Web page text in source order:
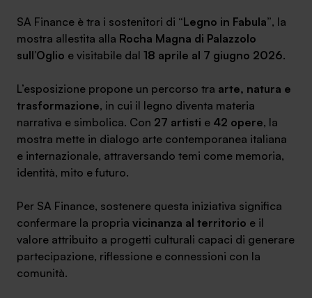
+030.3540104
info@safinance.it
SA Finance Mediazione Creditizia Srl, società di mediazione creditizia iscritta
all'Oam n.M336
SA Finance è tra i sostenitori di “Legno in Fabula”, la
mostra allestita alla Rocha Magna di Palazzolo
sull’Oglio e visitabile dal 18 aprile al 7 giugno 2026.
L’esposizione propone un percorso tra arte, natura e
trasformazione, in cui il legno diventa materia
narrativa e simbolica. Con 27 artisti e 42 opere, la
mostra mette in dialogo arte contemporanea italiana
e internazionale, attraversando temi come memoria,
identità, mito e futuro.
Per SA Finance, sostenere questa iniziativa significa
confermare la propria vicinanza al territorio e il
valore attribuito a progetti culturali capaci di generare
partecipazione, riflessione e connessioni con la
comunità.